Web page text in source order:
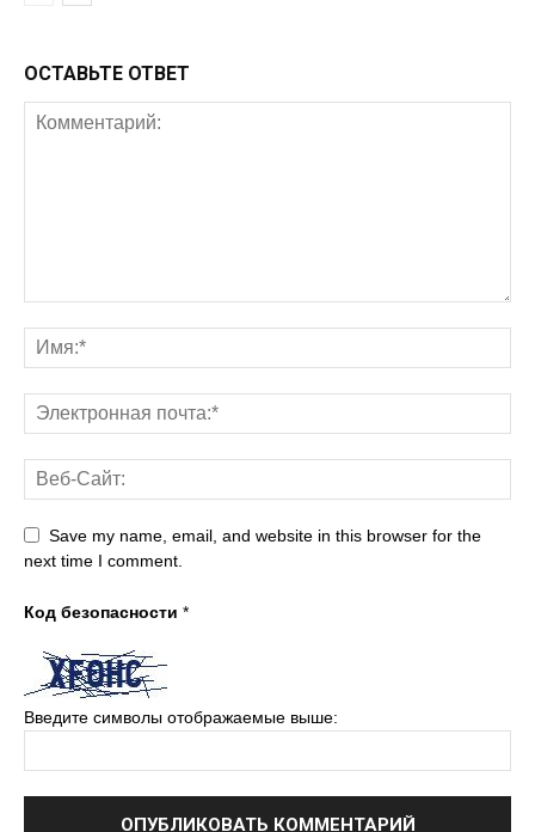
ОСТАВЬТЕ ОТВЕТ
Save my name, email, and website in this browser for the
next time I comment.
Код безопасности *
Введите символы отображаемые выше: